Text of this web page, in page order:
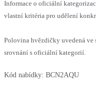
Informace o oficiální
vlastní kritéria pro udělení
Polovina hvězdičky uvedená ve
srovnání s oficiální kategorií.
Kód nabídky: BCN2AQU